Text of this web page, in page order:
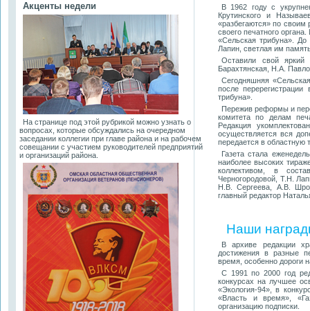
Акценты недели
На странице под этой рубрикой можно узнать о
вопросах, которые обсуждались на очередном
заседании коллегии при главе района и на рабочем
совещании с участием руководителей предприятий
и организаций района.
В 1962 году с
Крутинского и
«разбегаются» по своим
своего печатного
«Сельская трибуна».
Лапин, светлая им
Оставили свой
Барахтянская, Н.А.
Сегодняшняя
после
трибуна».
Пережив реформы и
комитета по делам
Редакция
осуществляется вся
передается в областную
Газета стала
наиболее высоких
коллективом, в
Черногородовой, Т.Н.
Н.В. Сергеева, А.В.
главный редактор
Наши
В архиве редакции
достижения в разные
время, особенно дороги
С 1991 по 2000 год
конкурсах на лучшее
«Экология-94», в
«Власть и время»,
организацию подписки.